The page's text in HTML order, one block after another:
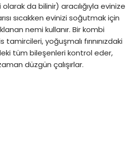
da bilinir) aracılığıyla evinize
sıcakken evinizi soğutmak için
nemi kullanır. Bir kombi
yoğuşmalı fırınınızdaki
tüm bileşenleri kontrol eder,
düzgün çalışırlar.